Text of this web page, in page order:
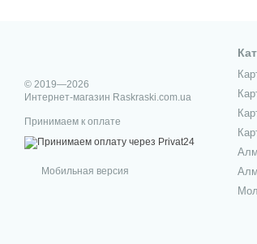
© 2019—2026
Интернет-магазин Raskraski.com.ua
Принимаем к оплате
Мобильная версия